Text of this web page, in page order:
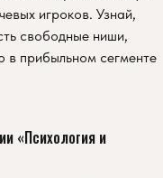
игроков. Узнай,
свободные ниши,
в прибыльном сегменте
«Психология и